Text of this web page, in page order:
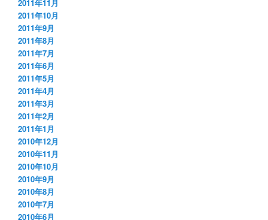
2011年11月
2011年10月
2011年9月
2011年8月
2011年7月
2011年6月
2011年5月
2011年4月
2011年3月
2011年2月
2011年1月
2010年12月
2010年11月
2010年10月
2010年9月
2010年8月
2010年7月
2010年6月